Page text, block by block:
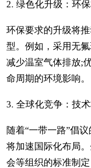
2. 绿色化升级：环
环保要求的升级将
型。例如，采用无
减少温室气体排放;
命周期的环境影响。
3. 全球化竞争：技
随着“一带一路”倡
将加速国际化布局
会等组织的标准制